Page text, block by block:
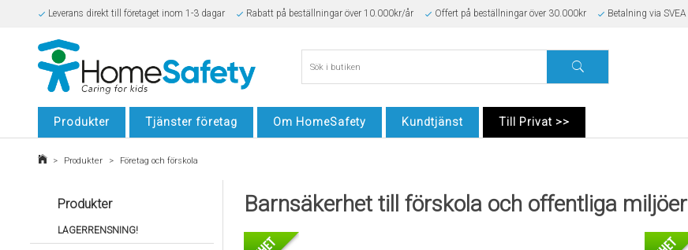
Leverans direkt till företaget inom 1-3 dagar Rabatt på beställningar över 10.000kr/år Offert på beställningar över 30.000kr Betalning via SVEA
Säker E-handel
Produkter Tjänster företag Om HomeSafety Kundtjänst Till Privat >>
> Produkter > Företag och förskola
Produkter
LAGERRENSNING!
Barnsäkerhet till förskola och offentliga miljöer